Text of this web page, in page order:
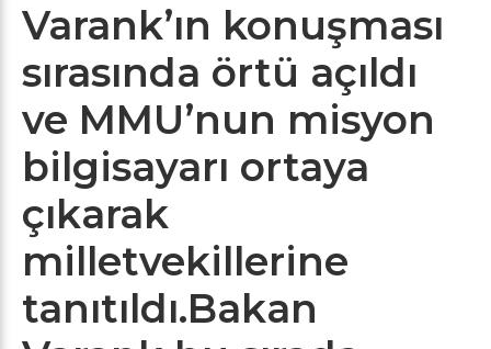
Varank’ın konuşması
sırasında örtü açıldı
ve MMU’nun misyon
bilgisayarı ortaya
çıkarak
milletvekillerine
tanıtıldı.Bakan